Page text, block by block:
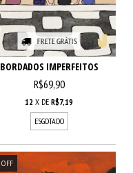
FRETE GRÁTIS
BORDADOS IMPERFEITOS
R$69,90
12 X DE R$7,19
ESGOTADO
OFF